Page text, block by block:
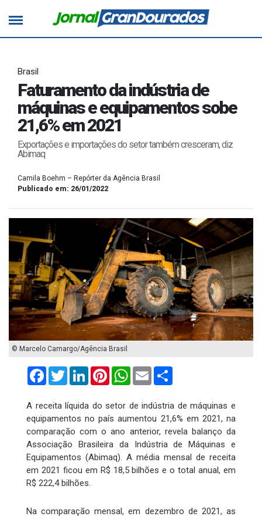
Brasil
Faturamento da indústria de
máquinas e equipamentos sobe
21,6% em 2021
Exportações e importações do setor também cresceram, diz
Abimaq
Camila Boehm – Repórter da Agência Brasil
Publicado em: 26/01/2022
© Marcelo Camargo/Agência Brasil
FacebookTwitterLinkedInPinterestWhatsApp
Email
A receita líquida do setor de indústria de máquinas e
equipamentos no país aumentou 21,6% em 2021, na
comparação com o ano anterior, revela balanço da
Associação Brasileira da Indústria de Máquinas e
Equipamentos (Abimaq). A média mensal de receita
em 2021 ficou em R$ 18,5 bilhões e o total anual, em
R$ 222,4 bilhões.
Na comparação mensal, em dezembro de 2021, as